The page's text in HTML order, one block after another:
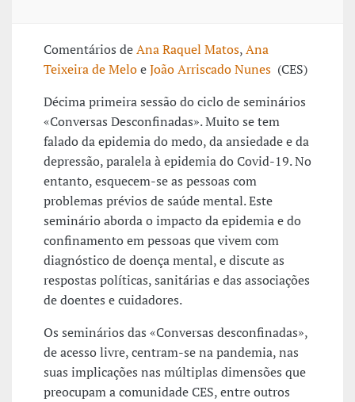
Comentários deAna Raquel Matos,Ana
Teixeira de MeloeJoão Arriscado Nunes (CES)
Décima primeira sessão do ciclo de seminários
«Conversas Desconfinadas». Muito se tem
falado da epidemia do medo, da ansiedade e da
depressão, paralela à epidemia do Covid-19. No
entanto, esquecem-se as pessoas com
problemas prévios de saúde mental. Este
seminário aborda o impacto da epidemia e do
confinamento em pessoas que vivem com
diagnóstico de doença mental, e discute as
respostas políticas, sanitárias e das associações
de doentes e cuidadores.
Os seminários das «Conversas desconfinadas»,
de acesso livre, centram-se na pandemia, nas
suas implicações nas múltiplas dimensões que
preocupam a comunidade CES, entre outros